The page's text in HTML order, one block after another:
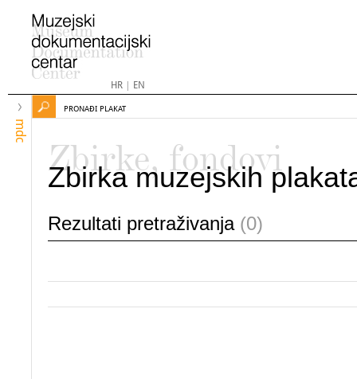
HR| EN
mdc
PRONAĐI PLAKAT
Zbirke, fondovi
Zbirka muzejskih
Rezultati pretraživanja (0)